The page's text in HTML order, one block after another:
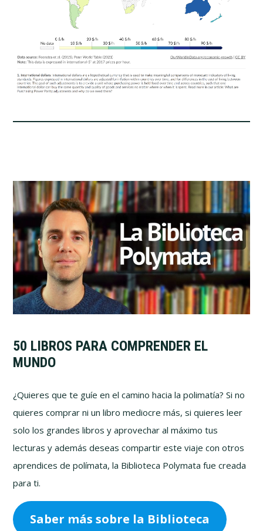
50 LIBROS PARA COMPRENDER EL
MUNDO
¿Quieres que te guíe en el camino hacia la polimatía? Si no
quieres comprar ni un libro mediocre más, si quieres leer
solo los grandes libros y aprovechar al máximo tus
lecturas y además deseas compartir este viaje con otros
aprendices de polímata, la Biblioteca Polymata fue creada
para ti.
Saber más sobre la Biblioteca